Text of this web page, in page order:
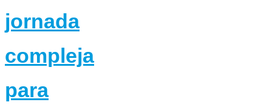
jornada
compleja
para